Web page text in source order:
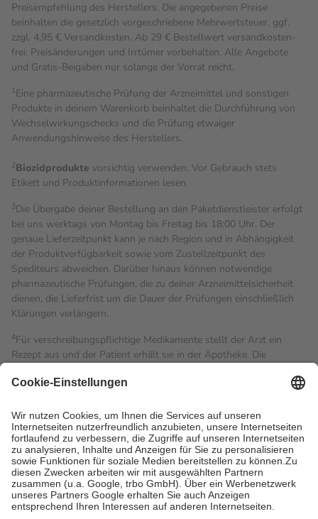
Preisempfehlung des Herstellers. Die angegebenen Preise
beinhalten die gesetzlich vorgeschriebene Mehrwertsteuer, ggf.
zzgl. 4,95 € Versandkosten. Ab 29 € Bestell­wert versand­kosten­
frei. Preisänderungen und Irrtümer vorbehalten. Alle Angebote
und Gratis-Beigaben nur solange der Vorrat reicht.
1Eine pharmazeutische Prüfung der Arzneimittel und sonstigen
Produkte in deinem Warenkorb beinhaltet die Durchführung von
Wechselwirkungschecks und die Prüfung etwaiger
Anwendungshinweise des Herstellers.
2Biozidprodukte vorsichtig verwenden. Vor Gebrauch stets
Etikett und Produktinformationen lesen.
3Die Übergabe deiner Bestellung an den Paketdienstleister erfolgt
bei uns werktags von Montag bis Freitag bis 18:00 Uhr. Der
genaue Lieferzeitpunkt kann je nach Region und in Abhängigkeit
der Produktverfügbarkeit sowie vom Zustellzeitpunkt des
Spediteurs abweichen. Darüber hinaus können notwendige
pharmazeutische Prüfungen, die zu deiner Arzneimittelsicherheit
dienen, die Lieferfrist um die Dauer der Prüfungen einschließlich
Klärungen verlängern.
4Für verschreibungspflichtige Medikamente stellt der Arzt ein
Rezept aus und der Patient erhält sie in der Apotheke. Die
Kosten dafür, der Versicherte trägt einen Teil davon als Zuzahlung
Grundsätzlich leisten Mitglieder Zuzahlungen in Höhe von zehn
Prozent des Abgabepreises,mindestensjedochfünf Euround
höchstens zehn Euro.Es sind jedoch nie mehr als die
tatsächlichen Kosten der Leistung zu entrichten.
Diese Regeln gelten grundsätzlich auch für Online-Apotheken.
Bei Heilmitteln und häuslicher Krankenpflege beträgt die
Zuzahlung zehn Prozent der Kosten sowie zehn Euro je